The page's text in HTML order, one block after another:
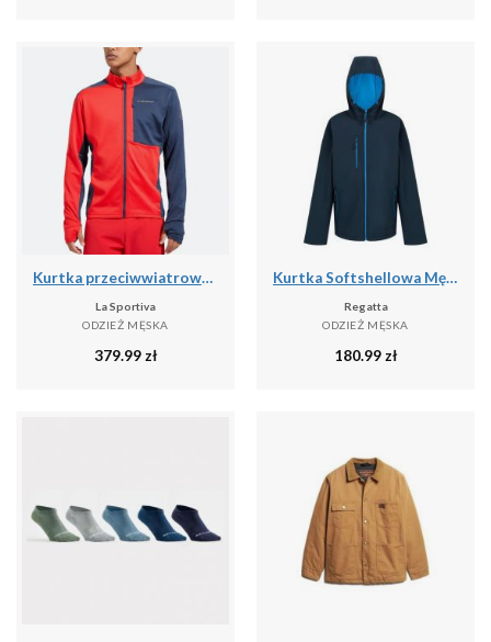
Kurtka przeciwwiatrowa męska La Sportiva True North
La Sportiva
ODZIEŻ MĘSKA
379.99zł
Kurtka Softshellowa Męska 2 Warstwy
Regatta
ODZIEŻ MĘSKA
180.99zł